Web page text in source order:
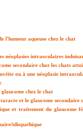
l'humeur aqueuse chez le chat
néoplasies intraoculaires
secondaire chez les chats
ou à une néoplasie
chez le chat
et le glaucome secondaire
et traitement du glaucome
idiopathique